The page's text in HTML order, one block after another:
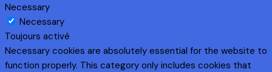
Necessary
Necessary
Toujours activé
Necessary cookies are absolutely essential for the website to
function properly. This category only includes cookies that